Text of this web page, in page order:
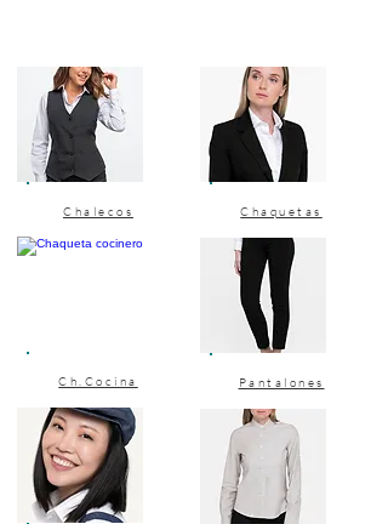
Chalecos
Ch.Cocina
Chaquetas
Pantalones